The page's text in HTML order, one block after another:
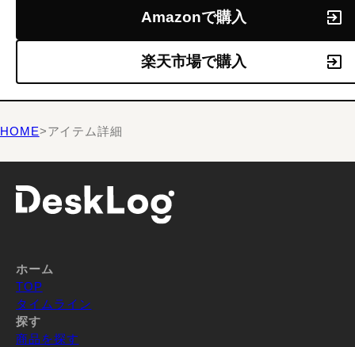
Amazonで購入
楽天市場で購入
HOME>アイテム詳細
ホーム
TOP
タイムライン
探す
商品を探す